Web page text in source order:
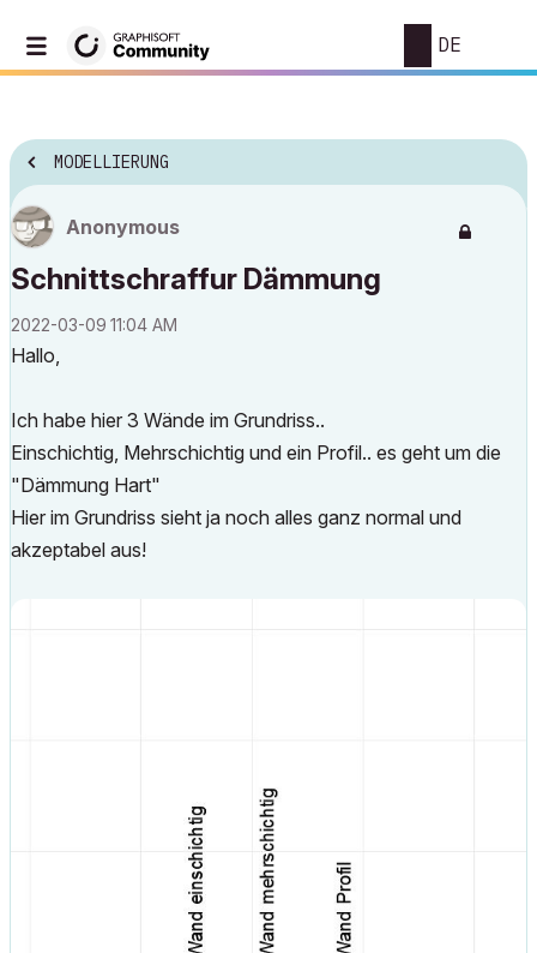
DE
MODELLIERUNG
Anonymous
Schnittschraffur Dämmung
‎2022-03-09 11:04 AM
Hallo,
Ich habe hier 3 Wände im Grundriss..
Einschichtig, Mehrschichtig und ein Profil.. es geht um die
"Dämmung Hart"
Hier im Grundriss sieht ja noch alles ganz normal und
akzeptabel aus!